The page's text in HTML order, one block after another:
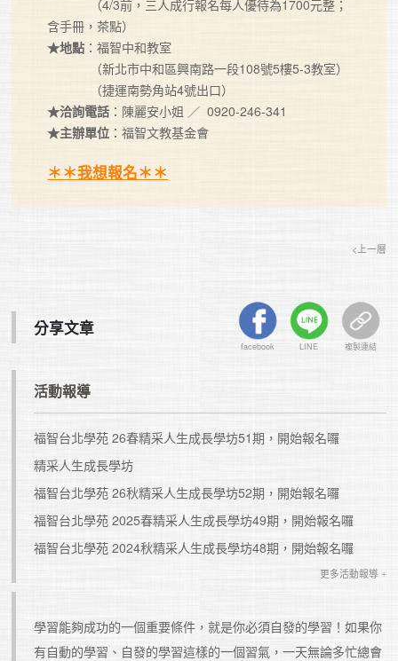
活動報導
福智台北學苑 26春精采人生成長學坊51期，開始報名囉
精采人生成長學坊
福智台北學苑 26秋精采人生成長學坊52期，開始報名囉
福智台北學苑 2025春精采人生成長學坊49期，開始報名囉
福智台北學苑 2024秋精采人生成長學坊48期，開始報名囉
更多活動報導 +
分享文章
facebook LINE 複製連結
★地點 ：福智中和教室
★洽詢電話
★主辦單位 ：福智文教基金會
＊＊我想報名＊＊
<上一層
學習能夠成功的一個重要條件，就是你必須自發的學習！如果你
有自動的學習、自發的學習這樣的一個習氣，一天無論多忙總會